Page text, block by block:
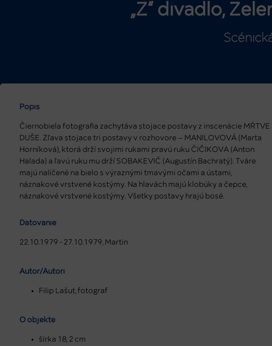
„Z“ divadlo,
Popis
Čiernobiela fotografia zachytáva stojace postavy z inscenácie MŔTVE
DUŠE. Zľava stojace tri postavy v rozhovore – MANILOVOVÁ (Marta
Horníková), ktorá drží svojimi rukami pravú ruku ČIČIKOVA (Anton
Halada) a ľavú ruku mu drží SOBAKEVIČ (Augustín Bachratý). Tváre
majú nalíčené na bielo s výraznými tmavými očami a ústami,
náznakové vrstvené kostýmy. Na hlavách majú klobúky a čepce,
náznakové vrstvené kostýmy. Všetky postavy hrajú bosé.
Datovanie
22.10.1979 - 27.10.1979, Martin
Autor/Autori
Filip Lašut, fotograf
O objekte
šírka 18, 2 cm